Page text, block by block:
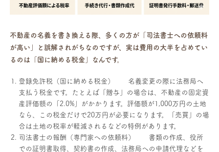
不動産の名義を書き換える際、多くの方が「司法書士への依頼料
が高い」と誤解されがちなのですが、実は費用の大半を占めてい
るのは「国に納める税金」なんです。
登録免許税（国に納める税金） 名義変更の際に法務局へ
支払う税金です。たとえば「贈与」の場合は、不動産の固定資
産評価額の「2.0%」がかかります。評価額が1,000万円の土地
なら、この税金だけで20万円が必要になります。「売買」の場
合は土地の税率が軽減されるなどの特例があります。
司法書士の報酬（専門家への依頼料） 書類の作成、役所
での証明書取得、契約書の作成、法務局への申請代理などを